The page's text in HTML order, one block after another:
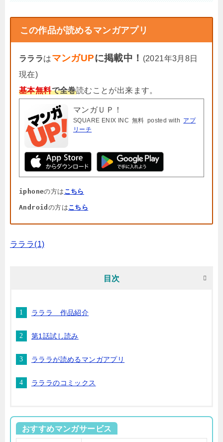
この作品が読めるマンガアプリ
ラララはマンガUPに掲載中！ (2021年3月8日
現在)
基本無料で全巻読むことが出来ます。
マンガＵＰ！
SQUARE ENIX INC 無料 posted with アプ
リーチ
iphoneの方は こちら
Android の方はこちら
ラララ(1)
目次
ラララ 作品紹介
第1話試し読み
ラララが読めるマンガアプリ
ラララのコミックス
おすすめマンガサービス